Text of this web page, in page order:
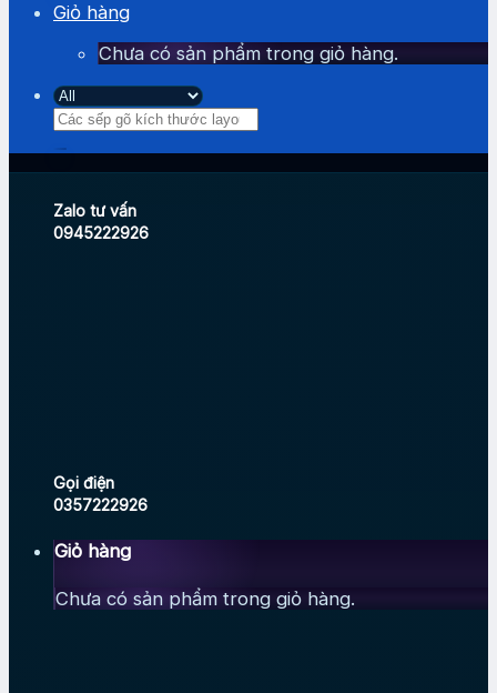
Zalo tư vấn
0945222926
Gọi điện
0357222926
Giỏ hàng
Chưa có sản phẩm trong giỏ hàng.
Giỏ hàng
Chưa có sản phẩm trong giỏ hàng.
Tìm
kiếm: